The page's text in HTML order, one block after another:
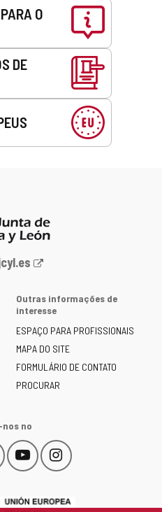
O
DE
Outras informações de
interesse
ESPAÇO PARA PROFISSIONAIS
MAPA DO SITE
FORMULÁRIO DE CONTATO
PROCURAR
nos no
YouTube
Este
enlace
abrirá
Instagram
Este
enlace
abrirá